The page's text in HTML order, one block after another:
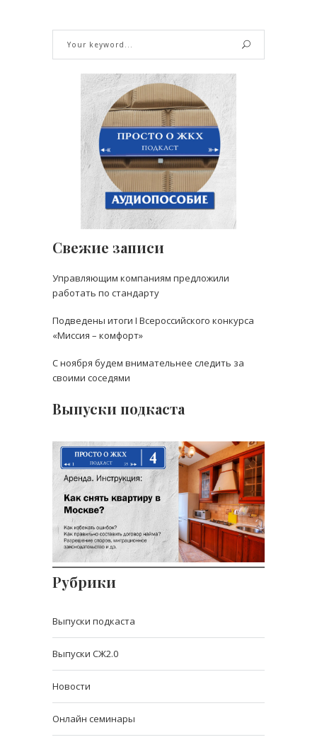
Свежие записи
Управляющим компаниям предложили
работать по стандарту
Подведены итоги I Всероссийского конкурса
«Миссия – комфорт»
С ноября будем внимательнее следить за
своими соседями
Выпуски подкаста
Выпуск 4: Как снять
квартиру в Москве?
Рубрики
Выпуски подкаста
Выпуски СЖ2.0
Новости
Онлайн семинары